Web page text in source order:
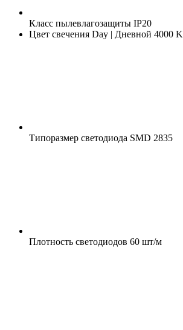
Класс пылевлагозащиты IP20
Цвет свечения Day | Дневной 4000 K
Типоразмер светодиода SMD 2835
Плотность светодиодов 60 шт/м